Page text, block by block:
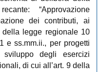
“Approvazione
dei contributi, ai
della legge regionale 10
e ss.mm.ii., per progetti
degli esercizi
di cui all’art. 9 della